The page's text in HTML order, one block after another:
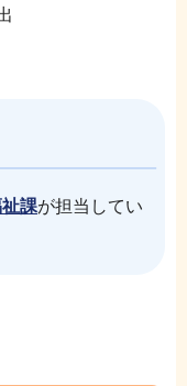
課が担当してい